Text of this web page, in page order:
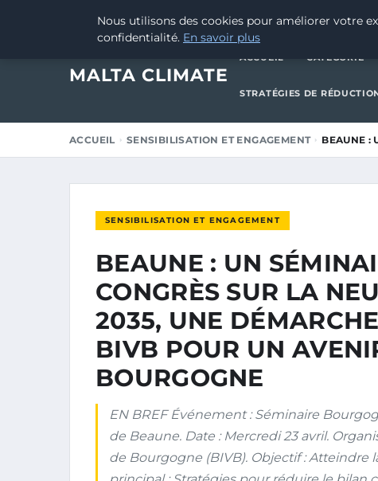
4 OCTOBRE 2025
MALTA CLIMATE
ACCUEIL CATÉGORIE
STRATÉGIES DE
ACCUEIL SENSIBILISATION ET ENGAGEMENT BEAUNE :
SENSIBILISATION ET ENGAGEMENT
BEAUNE : UN
CONGRÈS SUR LA
2035, UNE
BIVB POUR UN
BOURGOGNE
EN BREF Événement : Séminaire
de Beaune. Date : Mercredi 23 avril.
de Bourgogne (BIVB). Objectif : Atteindre
Nous utilisons des cookies pour améliorer votre
confidentialité. En savoir plus